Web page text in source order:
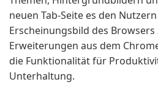
neuen Tab-Seite es den
Erscheinungsbild des
Erweiterungen aus dem
die Funktionalität für
Unterhaltung.